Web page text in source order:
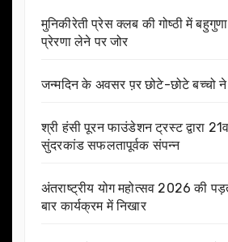
मुनिकीरेती प्रेस क्लब की गोष्ठी में
प्रेरणा लेने पर जोर
जन्मदिन के अवसर प़र छोटे-छोटे बच्चो
श्री हंसी पूरन फाउंडेशन ट्रस्ट द्वारा
सुंदरकांड सफलतापूर्वक संपन्न
अंतराष्ट्रीय योग महोत्सव 2026 की
बार कार्यक्रम में निखार